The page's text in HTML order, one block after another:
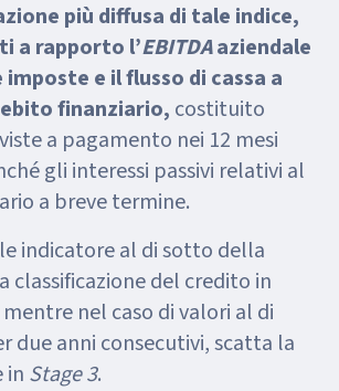
più diffusa di tale indice,
a rapporto l’EBITDAaziendale
e il flusso di cassa a
finanziario, costituito
a pagamento nei 12 mesi
gli interessi passivi relativi al
a breve termine.
indicatore al di sotto della
classificazione del credito in
nel caso di valori al di
due anni consecutivi, scatta la
in Stage 3.